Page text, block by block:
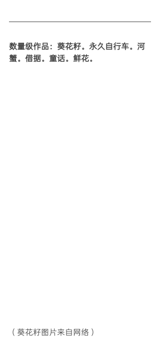
数量级作品：葵花籽。永久自行车。河
蟹。借据。童话。鲜花。
（葵花籽图片来自网络）